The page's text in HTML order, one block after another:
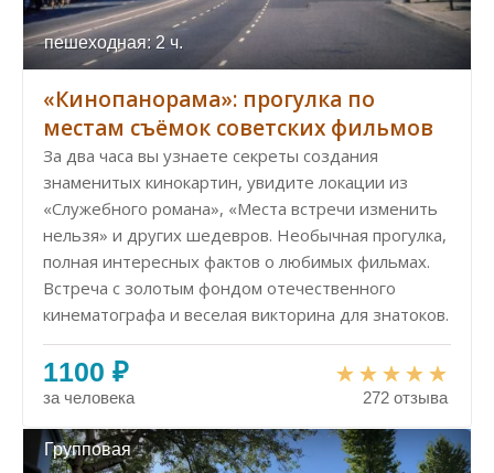
пешеходная: 2 ч.
«‎Кинопанорама»: прогулка по
местам съёмок советских фильмов
За два часа вы узнаете секреты создания
знаменитых кинокартин, увидите локации из
«Служебного романа», «Места встречи изменить
нельзя» и других шедевров. Необычная прогулка,
полная интересных фактов о любимых фильмах.
Встреча с золотым фондом отечественного
кинематографа и веселая викторина для знатоков.
1100 ₽
за человека 272 отзыва
Групповая